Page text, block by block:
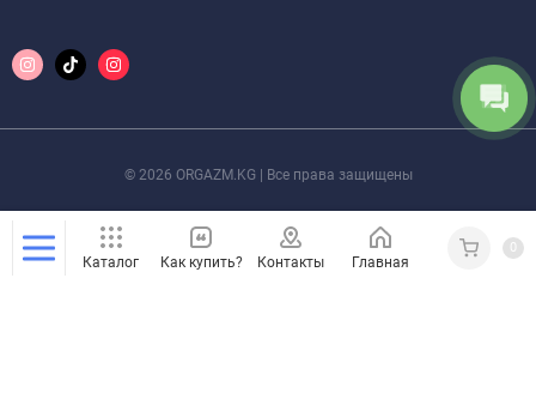
© 2026 ORGAZM.KG | Все права защищены
Каталог Как купить? Контакты Главная Кабинет
0